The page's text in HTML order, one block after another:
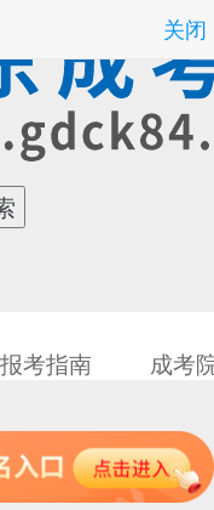
报考指南 成考
关闭